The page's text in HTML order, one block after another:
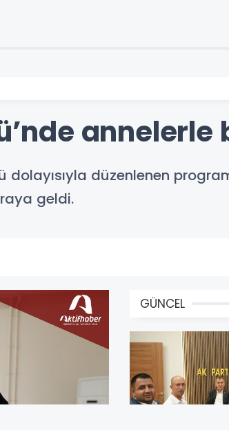
annelerle
dolayısıyla düzenlenen
geldi.
GÜNCEL